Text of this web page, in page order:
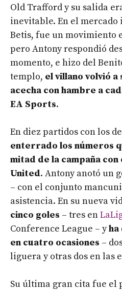
Old Trafford y su salida
inevitable. En el
Betis, fue un movimiento
pero Antony respondió
momento, e hizo del
templo, el villano volvió
acecha con hambre a
EA Sports.
En diez partidos con los
enterrado los números
mitad de la campaña
United. Antony anotó un
– con el conjunto
asistencia. En su nueva
cinco goles – tres en
Conference League – yha
en cuatro ocasiones –
liguera y otras dos en las
Su última gran cita fue el